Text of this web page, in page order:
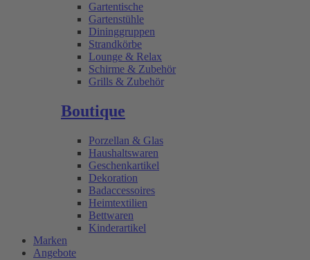
Gartentische
Gartenstühle
Dininggruppen
Strandkörbe
Lounge & Relax
Schirme & Zubehör
Grills & Zubehör
Boutique
Porzellan & Glas
Haushaltswaren
Geschenkartikel
Dekoration
Badaccessoires
Heimtextilien
Bettwaren
Kinderartikel
Marken
Angebote